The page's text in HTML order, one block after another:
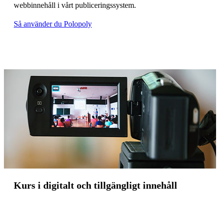
webbinnehåll i vårt publiceringssystem.
Så använder du Polopoly
Kurs i digitalt och tillgängligt innehåll